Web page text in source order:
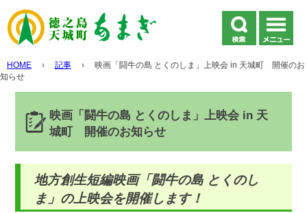
HOME › 記事 ›
映画「闘牛の島 とくのしま」上映会 in 天城町 開催のお
知らせ
映画「闘牛の島 とくのしま」上映会 in 天
城町 開催のお知らせ
地方創生短編映画「闘牛の島 とくのし
ま」の上映会を開催します！